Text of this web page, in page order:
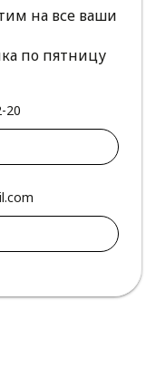
на все ваши
по пятницу
20